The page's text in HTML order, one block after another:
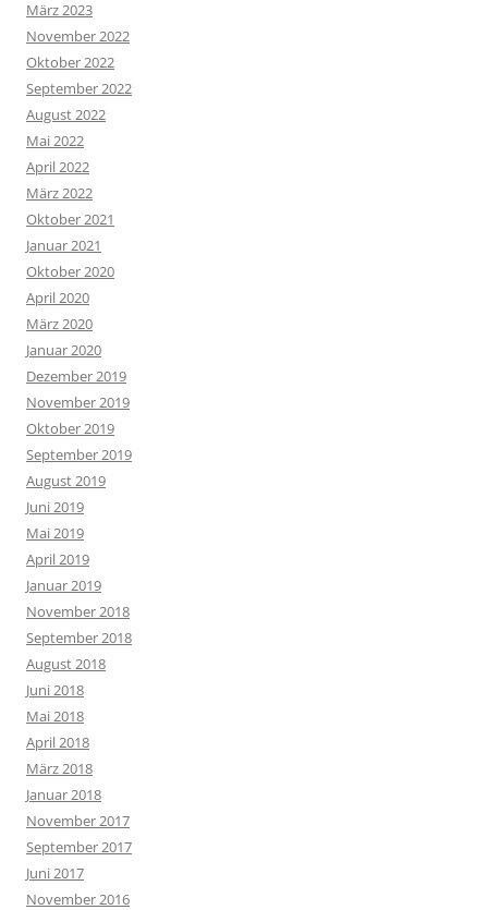
März 2023
November 2022
Oktober 2022
September 2022
August 2022
Mai 2022
April 2022
März 2022
Oktober 2021
Januar 2021
Oktober 2020
April 2020
März 2020
Januar 2020
Dezember 2019
November 2019
Oktober 2019
September 2019
August 2019
Juni 2019
Mai 2019
April 2019
Januar 2019
November 2018
September 2018
August 2018
Juni 2018
Mai 2018
April 2018
März 2018
Januar 2018
November 2017
September 2017
Juni 2017
November 2016